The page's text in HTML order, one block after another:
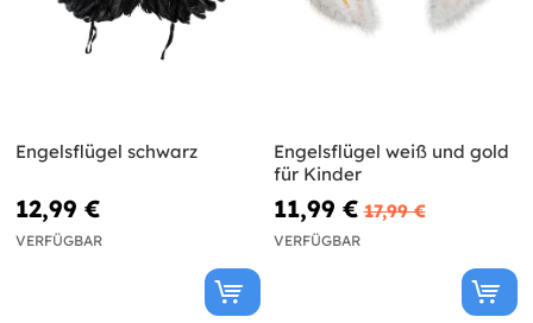
Engelsflügel schwarz
12,99 €
VERFÜGBAR
Engelsflügel weiß und gold
für Kinder
11,99 € 17,99 €
VERFÜGBAR